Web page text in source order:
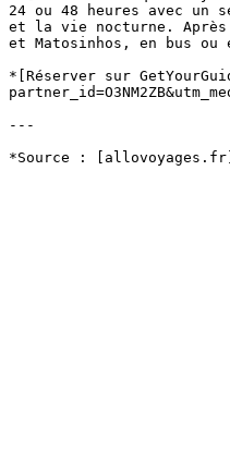
24 ou 48 heures avec
et la vie nocturne.
et Matosinhos, en bus
*[Réserver sur
---